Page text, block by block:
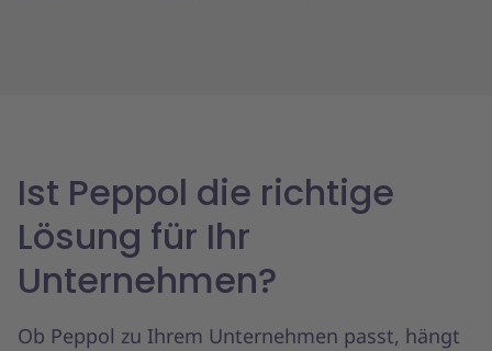
Ist Peppol die richtige
Lösung für Ihr
Unternehmen?
Ob Peppol zu Ihrem Unternehmen passt, hängt